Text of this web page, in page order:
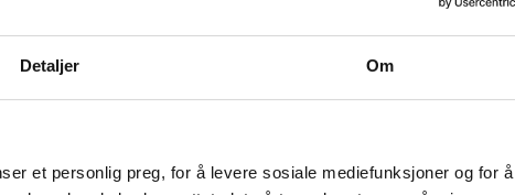
Detaljer Om
et personlig preg, for å levere sosiale mediefunksjoner og for å
mange. Denne
utsikt. Det så jeg på som
som har med bolig å gjøre,
begi seg ut på, men Tone fikk